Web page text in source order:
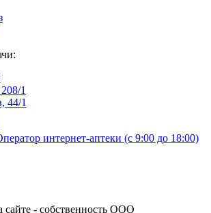
1
44/1
интернет-аптеки (с 9:00 до 18:00)
- собственность ООО